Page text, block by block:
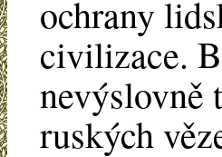
ochrany
civilizace.
nevýslovně
ruských